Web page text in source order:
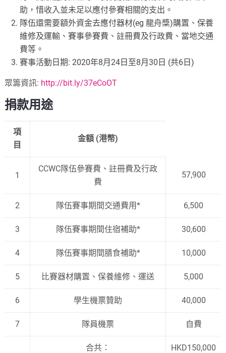
助，惜收入並未足以應付參賽相關的支出。
隊伍還需要額外資金去應付器材(eg 龍舟槳)購置、保養
維修及運輸、賽事參賽費、註冊費及行政費、當地交通
費等。
賽事活動日期: 2020年8月24日至8月30日 (共6日)
眾籌資訊: http://bit.ly/37eCoOT
捐款用途
項
目
金額 (港幣)
1
CCWC隊伍參賽費、註冊費及行政
費
57,900
2 隊伍賽事期間交通費用* 6,500
3 隊伍賽事期間住宿補助* 30,600
4 隊伍賽事期間膳食補助* 10,000
5 比賽器材購置、保養維修、運送 5,000
6 學生機票贊助 40,000
7 隊員機票 自費
合共： HKD150,000